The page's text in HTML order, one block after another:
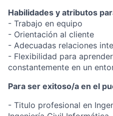
Habilidades y atributos
- Trabajo en equipo
- Orientación al cliente
- Adecuadas relaciones
- Flexibilidad para
constantemente en un
Para ser exitoso/a en el
- Titulo profesional en